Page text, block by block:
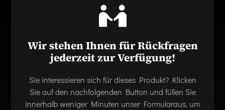
Wir stehen Ihnen für Rückfragen
jederzeit zur Verfügung!
Sie interessieren sich für dieses Produkt? Klicken
Sie auf den nachfolgenden Button und füllen Sie
innerhalb weniger Minuten unser Formularaus, um